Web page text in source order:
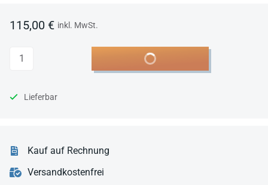
115,00 € inkl. MwSt.
Anzahl In den Warenkorb
Lieferbar
Kauf auf Rechnung
Versandkostenfrei